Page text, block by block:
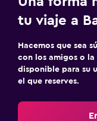
tu viaje a
Hacemos que sea
con los amigos o la
disponible para su
el que reserves.